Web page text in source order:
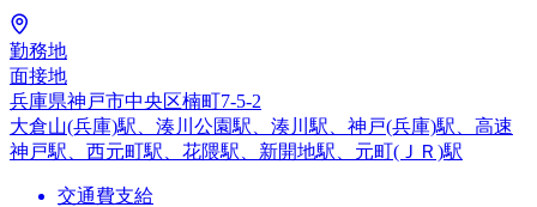
勤務地
面接地
兵庫県神戸市中央区楠町7-5-2
大倉山(兵庫)駅、湊川公園駅、湊川駅、神戸(兵庫)駅、高速
神戸駅、西元町駅、花隈駅、新開地駅、元町(ＪＲ)駅
交通費支給